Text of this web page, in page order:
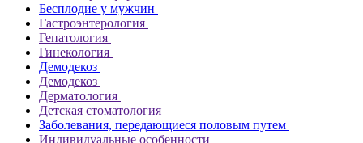
Бесплодие у мужчин
Гастроэнтерология
Гепатология
Гинекология
Демодекоз
Демодекоз
Дерматология
Детская стоматология
Заболевания, передающиеся половым путем
Индивидуальные особенности